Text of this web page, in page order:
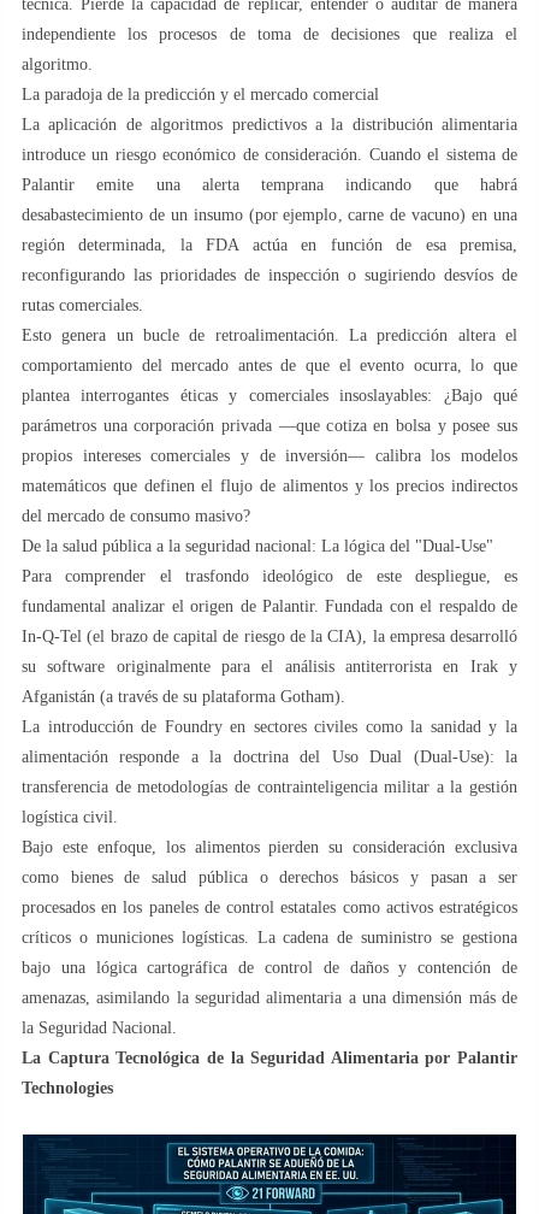
técnica. Pierde la capacidad de replicar, entender o auditar de manera
independiente los procesos de toma de decisiones que realiza el
algoritmo.
La paradoja de la predicción y el mercado comercial
La aplicación de algoritmos predictivos a la distribución alimentaria
introduce un riesgo económico de consideración. Cuando el sistema de
Palantir emite una alerta temprana indicando que habrá
desabastecimiento de un insumo (por ejemplo, carne de vacuno) en una
región determinada, la FDA actúa en función de esa premisa,
reconfigurando las prioridades de inspección o sugiriendo desvíos de
rutas comerciales.
Esto genera un bucle de retroalimentación. La predicción altera el
comportamiento del mercado antes de que el evento ocurra, lo que
plantea interrogantes éticas y comerciales insoslayables: ¿Bajo qué
parámetros una corporación privada —que cotiza en bolsa y posee sus
propios intereses comerciales y de inversión— calibra los modelos
matemáticos que definen el flujo de alimentos y los precios indirectos
del mercado de consumo masivo?
De la salud pública a la seguridad nacional: La lógica del "Dual-Use"
Para comprender el trasfondo ideológico de este despliegue, es
fundamental analizar el origen de Palantir. Fundada con el respaldo de
In-Q-Tel (el brazo de capital de riesgo de la CIA), la empresa desarrolló
su software originalmente para el análisis antiterrorista en Irak y
Afganistán (a través de su plataforma Gotham).
La introducción de Foundry en sectores civiles como la sanidad y la
alimentación responde a la doctrina del Uso Dual (Dual-Use): la
transferencia de metodologías de contrainteligencia militar a la gestión
logística civil.
Bajo este enfoque, los alimentos pierden su consideración exclusiva
como bienes de salud pública o derechos básicos y pasan a ser
procesados en los paneles de control estatales como activos estratégicos
críticos o municiones logísticas. La cadena de suministro se gestiona
bajo una lógica cartográfica de control de daños y contención de
amenazas, asimilando la seguridad alimentaria a una dimensión más de
la Seguridad Nacional.
La Captura Tecnológica de la Seguridad Alimentaria por Palantir
Technologies